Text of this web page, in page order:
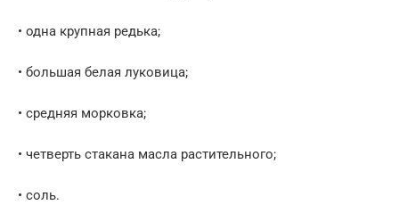
• одна крупная редька;
• большая белая луковица;
• средняя морковка;
• четверть стакана масла растительного;
• соль.